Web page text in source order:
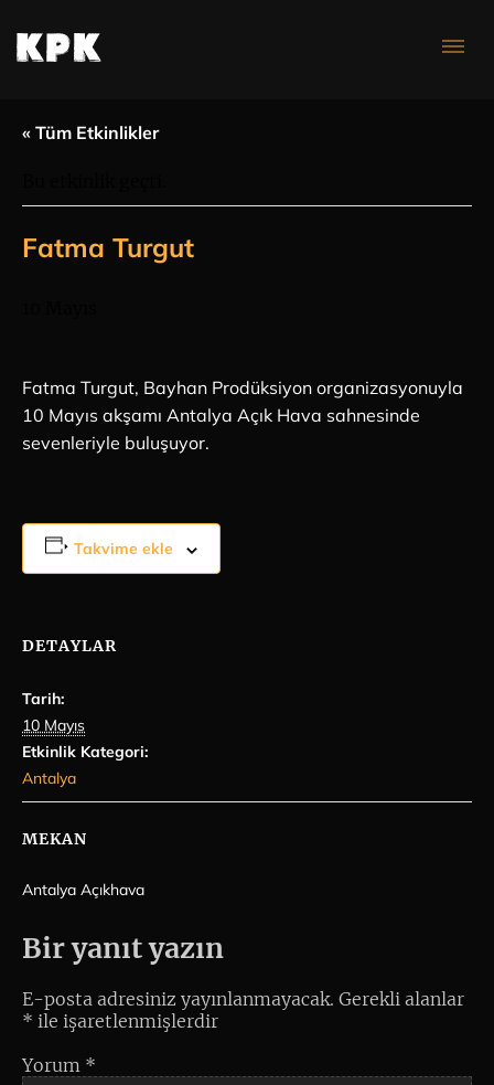
« Tüm Etkinlikler
Fatma Turgut
Fatma Turgut, Bayhan Prodüksiyon organizasyonuyla
10 Mayıs akşamı Antalya Açık Hava sahnesinde
sevenleriyle buluşuyor.
Takvime ekle
DETAYLAR
Tarih:
10 Mayıs
Etkinlik Kategori:
Antalya
MEKAN
Antalya Açıkhava
Bir yanıt yazın
E-posta adresiniz yayınlanmayacak. Gerekli alanlar
* ile işaretlenmişlerdir
Yorum *